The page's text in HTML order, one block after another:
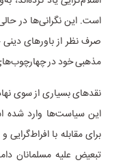
است. این نگرانی‌ها در
صرف نظر از باورهای
مذهبی خود در
نقدهای بسیاری از سوی
این سیاست‌ها وارد شده
برای مقابله با
تبعیض علیه مسلمانان